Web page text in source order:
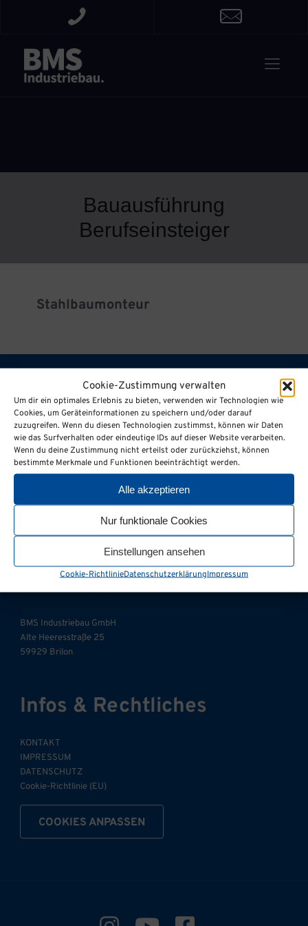
Cookie-Zustimmung verwalten
Um dir ein optimales Erlebnis zu bieten, verwenden wir Technologien wie
Cookies, um Geräteinformationen zu speichern und/oder darauf
zuzugreifen. Wenn du diesen Technologien zustimmst, können wir Daten
wie das Surfverhalten oder eindeutige IDs auf dieser Website verarbeiten.
Wenn du deine Zustimmung nicht erteilst oder zurückziehst, können
bestimmte Merkmale und Funktionen beeinträchtigt werden.
Alle akzeptieren
Nur funktionale Cookies
Einstellungen ansehen
Cookie-RichtlinieDatenschutzerklärungImpressum
Bauausführung
Berufseinsteiger
Stahlbaumonteur
Kontaktieren Sie uns
+49 2961 980-200
Hier finden Sie uns
BMS Industriebau GmbH
Alte Heeresstraße 25
59929 Brilon
Infos & Rechtliches
KONTAKT
IMPRESSUM
DATENSCHUTZ
Cookie-Richtlinie (EU)
COOKIES ANPASSEN